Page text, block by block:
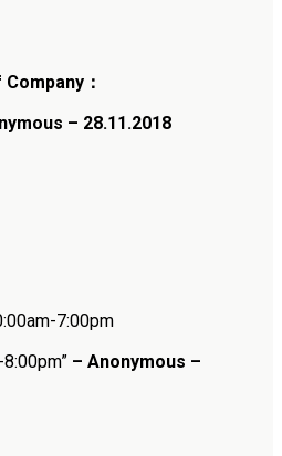
：
– 28.11.2018
7:00pm
– Anonymous –